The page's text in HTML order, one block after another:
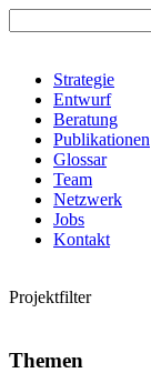
Strategie
Entwurf
Beratung
Publikationen
Glossar
Team
Netzwerk
Jobs
Kontakt
Projektfilter
Themen